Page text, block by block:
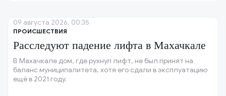
ПРОИСШЕСТВИЯ
Расследуют падение лифта в Махачкале
В Махачкале дом, где рухнул лифт, не был принят на
баланс муниципалитета, хотя его сдали в эксплуатацию
ещё в 2021 году.
09 августа 2026, 00:35